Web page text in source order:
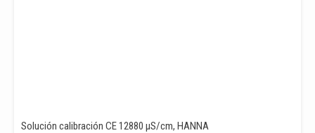
Solución calibración CE 12880 µS/cm, HANNA